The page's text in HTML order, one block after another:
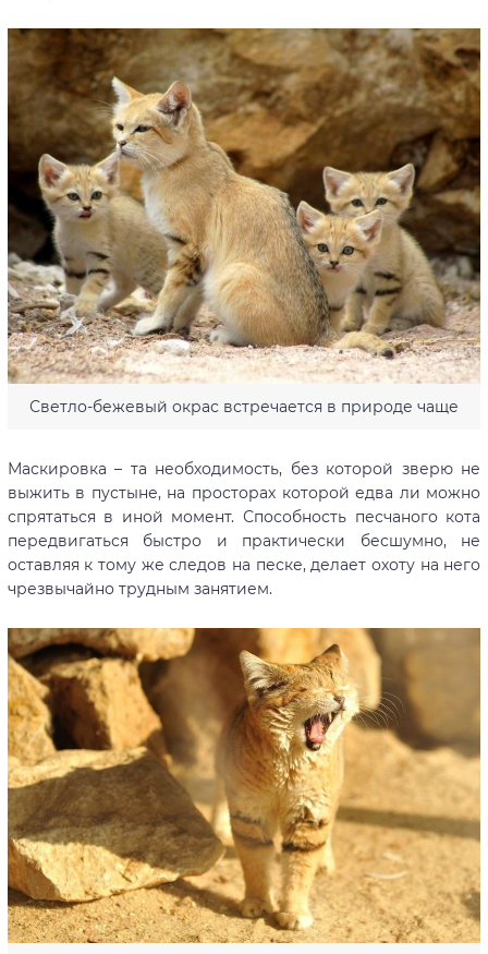
Светло-бежевый окрас встречается в природе чаще
Маскировка – та необходимость, без которой зверю не
выжить в пустыне, на просторах которой едва ли можно
спрятаться в иной момент. Способность песчаного кота
передвигаться быстро и практически бесшумно, не
оставляя к тому же следов на песке, делает охоту на него
чрезвычайно трудным занятием.